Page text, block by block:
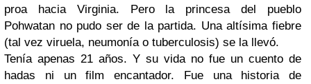
proa hacia Virginia. Pero la princesa del pueblo
Pohwatan no pudo ser de la partida. Una altísima fiebre
(tal vez viruela, neumonía o tuberculosis) se la llevó.
Tenía apenas 21 años. Y su vida no fue un cuento de
hadas ni un film encantador. Fue una historia de